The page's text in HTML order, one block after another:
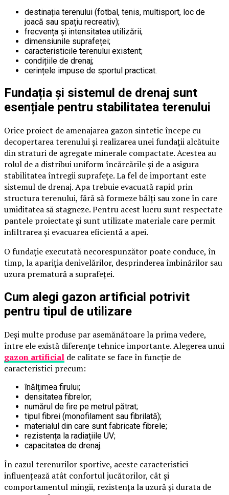
destinația terenului (fotbal, tenis, multisport, loc de
joacă sau spațiu recreativ);
frecvența și intensitatea utilizării;
dimensiunile suprafeței;
caracteristicile terenului existent;
condițiile de drenaj;
cerințele impuse de sportul practicat.
Fundația și sistemul de drenaj sunt
esențiale pentru stabilitatea terenului
Orice proiect de amenajarea gazon sintetic începe cu
decopertarea terenului și realizarea unei fundații alcătuite
din straturi de agregate minerale compactate. Acestea au
rolul de a distribui uniform încărcările și de a asigura
stabilitatea întregii suprafețe. La fel de important este
sistemul de drenaj. Apa trebuie evacuată rapid prin
structura terenului, fără să formeze bălți sau zone în care
umiditatea să stagneze. Pentru acest lucru sunt respectate
pantele proiectate și sunt utilizate materiale care permit
infiltrarea și evacuarea eficientă a apei.
O fundație executată necorespunzător poate conduce, în
timp, la apariția denivelărilor, desprinderea îmbinărilor sau
uzura prematură a suprafeței.
Cum alegi gazon artificial potrivit
pentru tipul de utilizare
Deși multe produse par asemănătoare la prima vedere,
între ele există diferențe tehnice importante. Alegerea unui
gazon artificial de calitate se face în funcție de
caracteristici precum:
înălțimea firului;
densitatea fibrelor;
numărul de fire pe metrul pătrat;
tipul fibrei (monofilament sau fibrilată);
materialul din care sunt fabricate fibrele;
rezistența la radiațiile UV;
capacitatea de drenaj.
În cazul terenurilor sportive, aceste caracteristici
influențează atât confortul jucătorilor, cât și
comportamentul mingii, rezistența la uzură și durata de